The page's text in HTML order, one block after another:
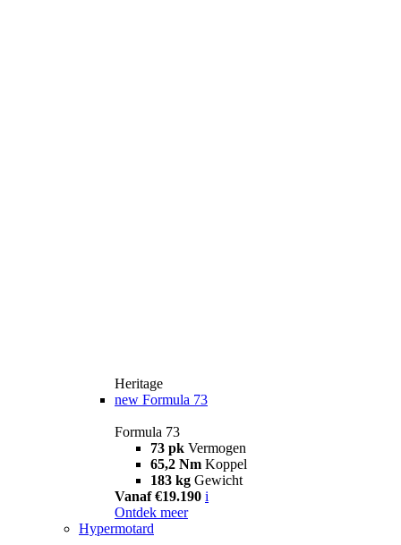
Heritage
new Formula 73
Formula 73
73 pk Vermogen
65,2 Nm Koppel
183 kg Gewicht
Vanaf €19.190 i
Ontdek meer
Hypermotard